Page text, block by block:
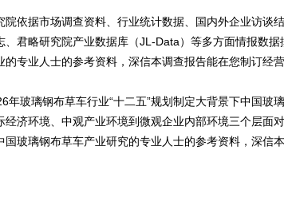
依据市场调查资料、行业统计数据、国内外企业访谈
君略研究院产业数据库（JL-Data）等多方面情报数据
专业人士的参考资料，深信本调查报告能在您制订经
玻璃钢布草车行业“十二五”规划制定大背景下中国玻
济环境、中观产业环境到微观企业内部环境三个层面
玻璃钢布草车产业研究的专业人士的参考资料，深信